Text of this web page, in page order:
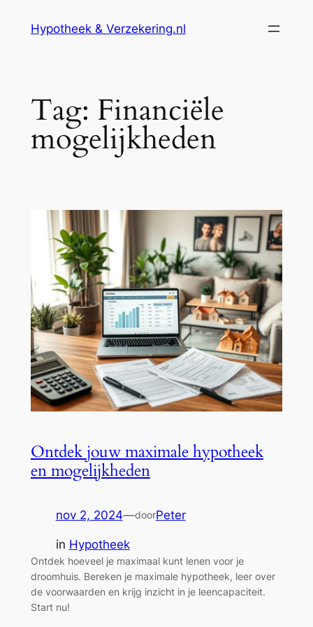
Hypotheek & Verzekering.nl
Tag: Financiële
mogelijkheden
Ontdek jouw maximale hypotheek
en mogelijkheden
nov 2, 2024—doorPeter
in Hypotheek
Ontdek hoeveel je maximaal kunt lenen voor je
droomhuis. Bereken je maximale hypotheek, leer over
de voorwaarden en krijg inzicht in je leencapaciteit.
Start nu!